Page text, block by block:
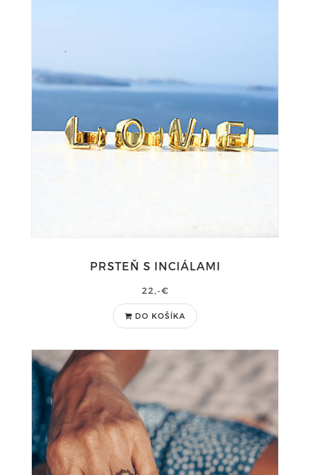
PRSTEŇ S INCIÁLAMI
22,-€
DO KOŠÍKA